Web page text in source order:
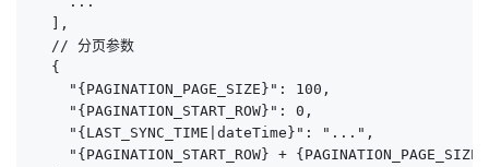
  ],
  // 分页参数
  {
    "{PAGINATION_PAGE_SIZE}": 100,
    "{PAGINATION_START_ROW}": 0,
    "{LAST_SYNC_TIME|dateTime}": "...",
"{PAGINATION_START_ROW} +